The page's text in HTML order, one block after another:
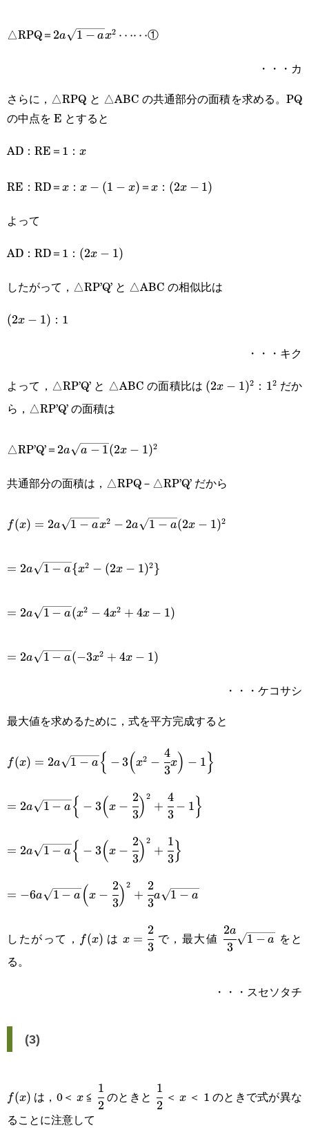
△RPQ＝
2a\sqrt{1-
2a 1 − ax2 ⋯⋯①
・・・カ
さらに，△RPQ と △ABC の共通部分の面積を求める。PQ
の中点を E とすると
AD：RE＝1： x
x
RE：RD＝x
x ： x-
x − (1 − x) ＝x
x： (2x-
(2x − 1)
よって
AD：RD＝1： (2x-
(2x − 1)
したがって，△RP’Q’ と △ABC の相似比は
(2x-
(2x − 1) ：1
・・・キク
よって，△RP’Q’ と △ABC の面積比は (2x-
(2x − 1)2 ： 1^2
12 だか
ら，△RP’Q’ の面積は
△RP’Q’＝
2a\sqrt{a-
1)^2
2a a − 1(2x − 1)2
共通部分の面積は，△RPQ－△RP’Q’ だから
f(x)=2a\sqrt{1-
2a\sqrt{1-a}
f(x) = 2a 1 − ax2 − 2a 1 − a(2x − 1)2
=2a\sqrt{1-
(2x-1)^2\}
= 2a 1 − a{x2 − (2x − 1)2}
=2a\sqrt{1-
4x^2+4x-1)
= 2a 1 − a(x2 − 4x2 + 4x − 1)
=2a\sqrt{1-
1)
= 2a 1 − a(−3x2 + 4x − 1)
・・・ケコサシ
最大値を求めるために，式を平方完成すると
f(x)=2a\sqrt{1-
{-3\Big(x^2-
{3}x\Big)-1\Big\}
f(x) = 2a 1 − a{ − 3(x2 −
3
4
x) − 1 }
=2a\sqrt{1-a}\Big\
{-3\Big(x-\cfrac{2}
{3}\Big)^2+\cfrac{4}
= 2a 1 − a{ − 3(x −
3
2) 2
+
3
4
− 1 }
=2a\sqrt{1-a}\Big\
{-3\Big(x-\cfrac{2}
{3}\Big)^2+\cfrac{1}
= 2a 1 − a{ − 3(x −
3
2) 2
+
3
1}
=-6a\sqrt{1-
a}\Big(x-\cfrac{2}
{3}\Big)^2+\cfrac{2}
{3}a\sqrt{1-a}
= −6a 1 − a(x −
3
2) 2
+
3
2
a 1 − a
したがって， f(x)
f(x) は x=\cfrac{2}
x =
3
2
で，最大値 \cfrac{2a}
{3}\sqrt{1-
3
2a
1 − a をと
る。
・・・スセソタチ
(3)
f(x)
f(x) は，0＜x ≦ \cfrac{1}
{2}
2
1
のときと \cfrac{1}
{2}
2
1
＜x ＜ 1 のときで式が異な
ることに注意して